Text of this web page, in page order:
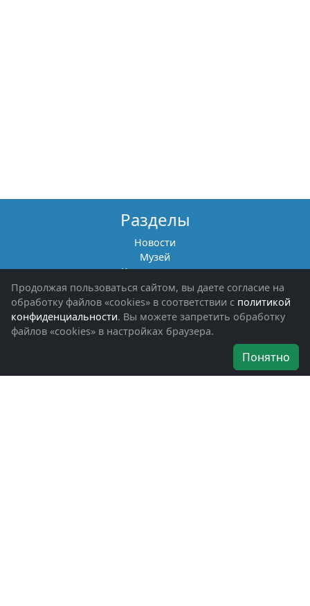
Разделы
Новости
Музей
Книги памяти
Фотоальбомы
Обращения граждан
Помощь участникам СВО и их семьям
Об организации
Наши награды
Продолжая пользоваться сайтом, вы даете согласие на
обработку файлов «cookies» в соответствии с политикой
конфиденциальности. Вы можете запретить обработку
файлов «cookies» в настройках браузера.
Понятно